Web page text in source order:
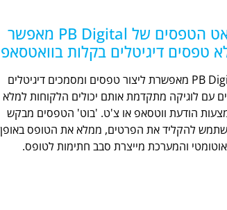
צ'אט הטפסים של PB Digital מאפשר
טפסים דיגיטלים בקלות בוואטסאפ
PB Digital מאפשרת ליצור טפסים ומסמכים דיגיטלים
עם לוגיקה מתקדמת אותם יכולים הלקוחות למלא
הודעת ווטסאפ או צ'ט. 'בוט' הטפסים מבקש
להקליד את הפרטים, ממלא את הטופס באופן
אוטומטי והמערכת מייצרת סבב חתימות לטופס.